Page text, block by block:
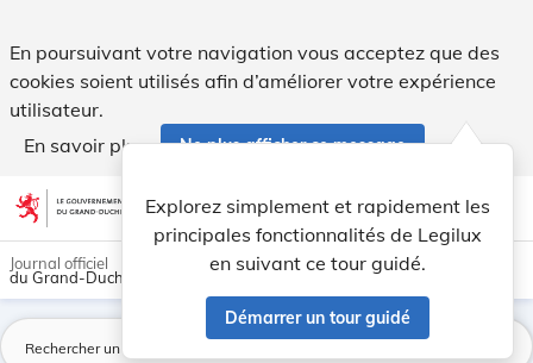
En poursuivant votre navigation vous acceptez que des
cookies soient utilisés afin d’améliorer votre expérience
utilisateur.
En savoir plus
Ne plus afficher ce message
Aller au contenu account_circle help Aide
Explorez simplement et rapidement les
principales fonctionnalités de Legilux
en suivant ce tour guidé.
Démarrer un tour guidé
light_mode dark_mode
Journal officiel
du Grand-Duché de Luxembourg